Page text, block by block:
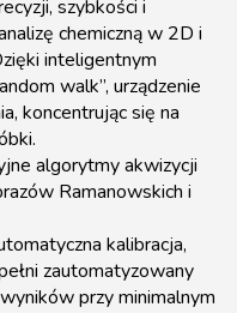
szybkości i
chemiczną w 2D i
inteligentnym
walk”, urządzenie
koncentrując się na
algorytmy akwizycji
Ramanowskich i
kalibracja,
zautomatyzowany
przy minimalnym